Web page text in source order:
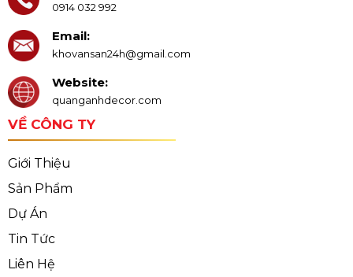
0914 032 992
Email:
khovansan24h@gmail.com
Website:
quanganhdecor.com
VỀ CÔNG TY
Giới Thiệu
Sản Phẩm
Dự Án
Tin Tức
Liên Hệ